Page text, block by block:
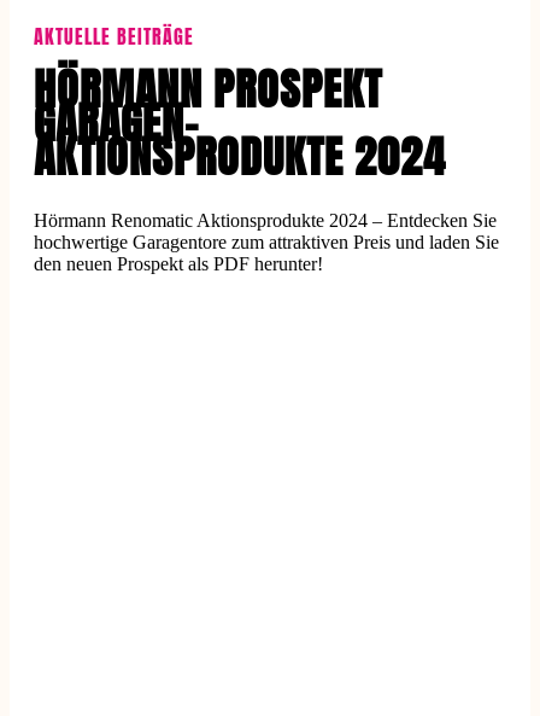
AKTUELLE BEITRÄGE
HÖRMANN PROSPEKT
GARAGEN-
AKTIONSPRODUKTE 2024
Hörmann Renomatic Aktionsprodukte 2024 – Entdecken Sie
hochwertige Garagentore zum attraktiven Preis und laden Sie
den neuen Prospekt als PDF herunter!